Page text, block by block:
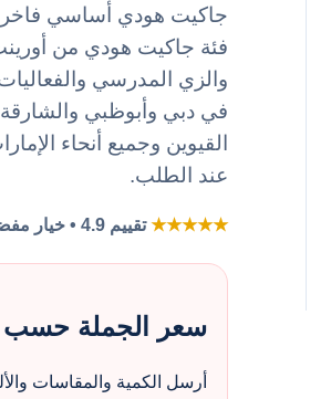
جاكيت هودي أساسي فاخر
والزي المدرسي
في دبي وأبوظبي
القيوين وجميع أنحاء
عند الطلب.
★★★★★تقييم 4.9 • خيار مفضل لطلبات الزي بالجملة
سعر الجملة حسب
أرسل الكمية والمقاسات